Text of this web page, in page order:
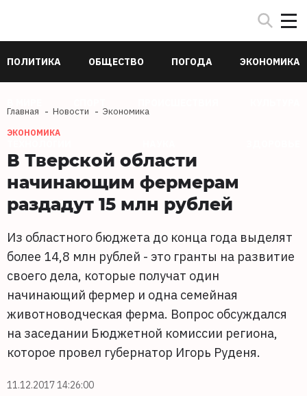
ПОЛИТИКА ОБЩЕСТВО ПОГОДА ЭКОНОМИКА
Главная Новости Экономика
ЭКОНОМИКА
В Тверской области
начинающим фермерам
раздадут 15 млн рублей
Из областного бюджета до конца года выделят
более 14,8 млн рублей - это гранты на развитие
своего дела, которые получат один
начинающий фермер и одна семейная
животноводческая ферма. Вопрос обсуждался
на заседании Бюджетной комиссии региона,
которое провел губернатор Игорь Руденя.
11.12.2017 14:26:00